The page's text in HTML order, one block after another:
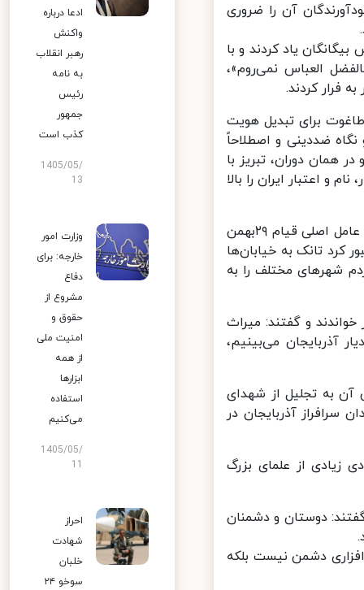
حادثه عظیم ۲۹بهمن و بوجودآورندگان آن را ضروری
یاد کردند و با
العباس نمی‌روم»،
فرار کردند.
برای تبدیل هویت
ضددینی و اصطلاحاً
دوران، تبریز با
و اعتبار ایران را بالا
حضرت آیت‌الله خامنه‌ای، «ایمان اسلامی» و «غیرت دینی» مردم تبریز را دو عامل اصلی قیام ۲۹بهمن
تانک به خیابان‌ها
شهرهای مختلف را به
و گفتند: میراث
آذربایجان می‌بینیم،
آن به تجلیل از شهدای
آذربایجان در
زیادی از علمای بزرگ
دوستان و دشمنان
دشمن نیست بلکه
ادعا درباره
واکنش
رهبر انقلاب
به نامه
رئیس
جمهور
کذب است
1405/05/
13
وزارت امور
خارجه: برای
دفاع
مشروع از
حقوق و
امنیت ملی
از همه
ابزارها
استفاده
می‌کنیم
1405/05/
احراز
شهادت
خلبان
سوخو ۲۴